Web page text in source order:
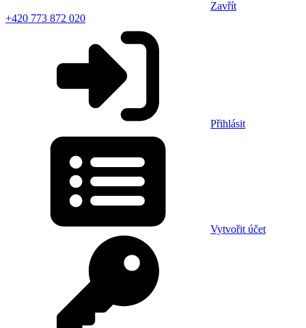
Zavřít
+420 773 872 020
Přihlásit
Vytvořit účet